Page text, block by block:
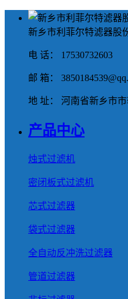
新乡市利菲尔特滤器股
电 话： 17530732603
邮 箱：
地 址： 河南省新乡市
产品中心
烛式过滤机
密闭板式过滤机
芯式过滤器
袋式过滤器
全自动反冲洗过滤器
管道过滤器